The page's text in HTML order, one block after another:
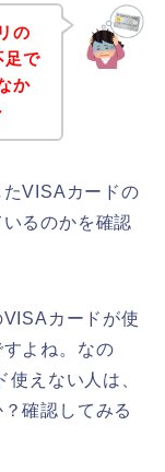
の
足で
か
VISAカードの
るのかを確認
カードが使
よね。なの
えない人は、
確認してみる